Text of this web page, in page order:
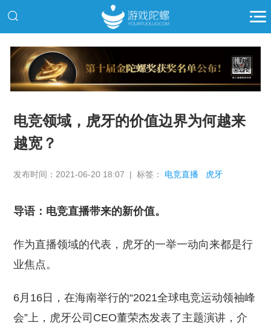
推广
电竞领域，虎牙的价值边界为何越来
越宽？
发布时间：2021-06-20 18:07 | 标签： 电竞直播 虎牙
导语：电竞直播带来的新价值。
作为直播领域的代表，虎牙的一举一动向来都是行
业焦点。
6月16日，在海南举行的“2021全球电竞运动领袖峰
会”上，虎牙公司CEO董荣杰发表了主题演讲，介